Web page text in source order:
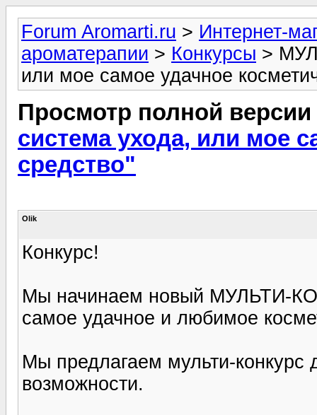
Forum Aromarti.ru > Интернет-
ароматерапии > Конкурсы >
или мое самое удачное
Просмотр полной
система ухода, или мое
средство"
Olik
Конкурс!
Мы начинаем новый МУЛЬТИ-
самое удачное и любимое
Мы предлагаем мульти-
возможности.